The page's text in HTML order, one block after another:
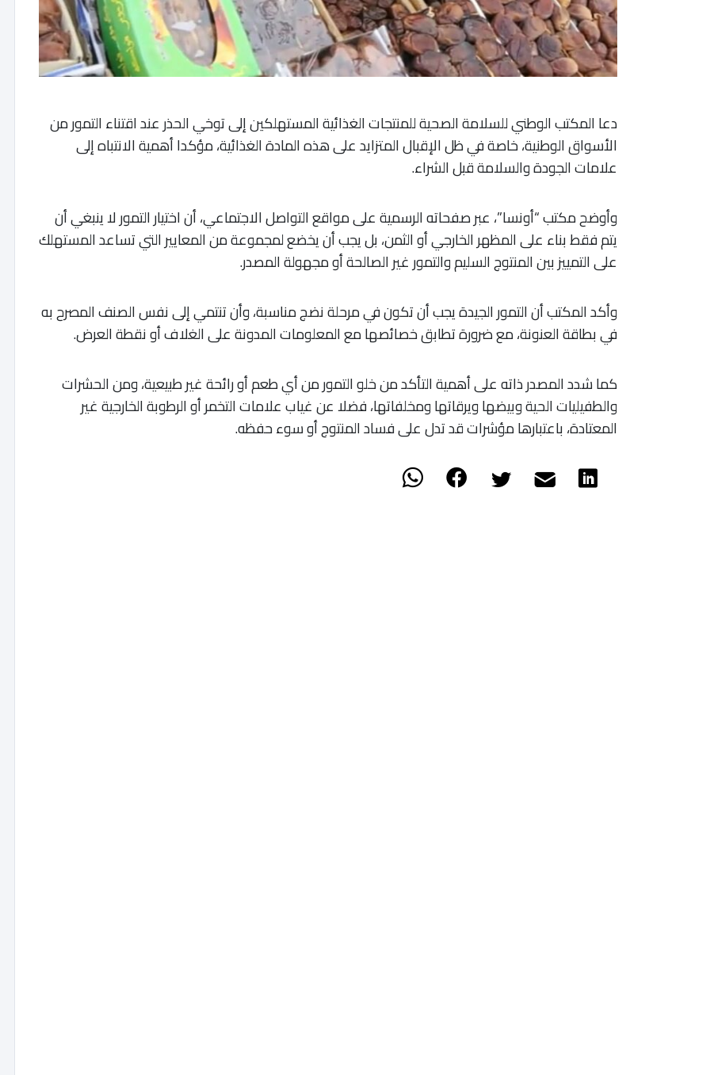
دعا المكتب الوطني للسلامة الصحية للمنتجات الغذائية المستهلكين إلى توخي الحذر عند اقتناء التمور من
الأسواق الوطنية، خاصة في ظل الإقبال المتزايد على هذه المادة الغذائية، مؤكدا أهمية الانتباه إلى
علامات الجودة والسلامة قبل الشراء.
وأوضح مكتب “أونسا”، عبر صفحاته الرسمية على مواقع التواصل الاجتماعي، أن اختيار التمور لا ينبغي أن
يتم فقط بناء على المظهر الخارجي أو الثمن، بل يجب أن يخضع لمجموعة من المعايير التي تساعد المستهلك
على التمييز بين المنتوج السليم والتمور غير الصالحة أو مجهولة المصدر.
وأكد المكتب أن التمور الجيدة يجب أن تكون في مرحلة نضج مناسبة، وأن تنتمي إلى نفس الصنف المصرح به
في بطاقة العنونة، مع ضرورة تطابق خصائصها مع المعلومات المدونة على الغلاف أو نقطة العرض.
كما شدد المصدر ذاته على أهمية التأكد من خلو التمور من أي طعم أو رائحة غير طبيعية، ومن الحشرات
والطفيليات الحية وبيضها ويرقاتها ومخلفاتها، فضلا عن غياب علامات التخمر أو الرطوبة الخارجية غير
المعتادة، باعتبارها مؤشرات قد تدل على فساد المنتوج أو سوء حفظه.